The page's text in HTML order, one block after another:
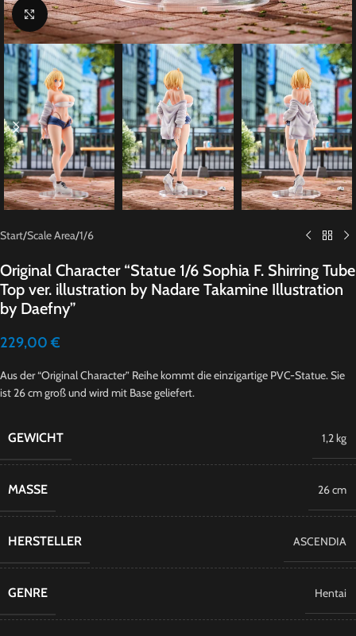
Click to enlarge
Start/Scale Area/1/6
Original Character “Statue 1/6 Sophia F. Shirring Tube
Top ver. illustration by Nadare Takamine Illustration
by Daefny”
229,00 €
Aus der “Original Character” Reihe kommt die einzigartige PVC-Statue. Sie
ist 26 cm groß und wird mit Base geliefert.
GEWICHT 1,2 kg
MASSE 26 cm
HERSTELLER ASCENDIA
GENRE Hentai